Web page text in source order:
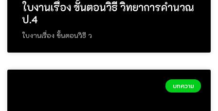
ใบงานเรื่อง ขั้นตอนวิธี วิทยาการคำนวณ
ป.4
ใบงานเรื่อง ขั้นตอนวิธี ว
บทความ